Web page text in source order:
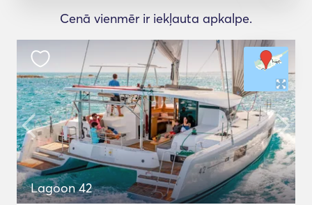
Cenā vienmēr ir iekļauta apkalpe.
Lagoon 42